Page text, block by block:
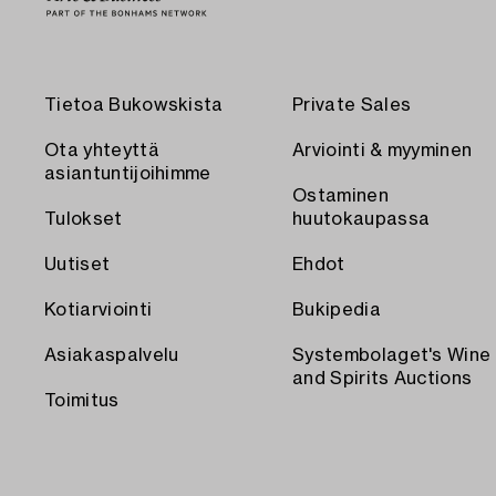
Tietoa Bukowskista
Ota yhteyttä
asiantuntijoihimme
Tulokset
Uutiset
Kotiarviointi
Asiakaspalvelu
Toimitus
Private Sales
Arviointi & myyminen
Ostaminen
huutokaupassa
Ehdot
Bukipedia
Systembolaget's Wine
and Spirits Auctions